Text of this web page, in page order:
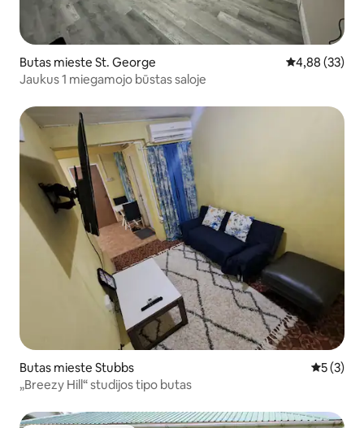
Butas mieste St. George Vidutinis
4,88 (33)
Jaukus 1 miegamojo būstas saloje
Butas mieste Stubbs Vidutinis
5 (3)
„Breezy Hill“ studijos tipo butas